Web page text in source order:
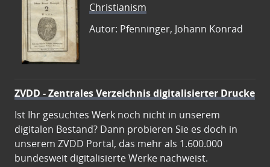
Christianism
Autor: Pfenninger, Johann Konrad
ZVDD - Zentrales Verzeichnis digitalisierter Drucke
Ist Ihr gesuchtes Werk noch nicht in unserem
digitalen Bestand? Dann probieren Sie es doch in
unserem ZVDD Portal, das mehr als 1.600.000
bundesweit digitalisierte Werke nachweist.